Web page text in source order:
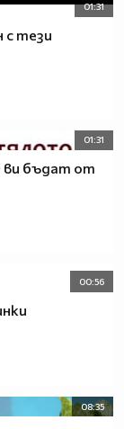
01:31
с тези
01:31
ви бъдат от
00:56
08:35